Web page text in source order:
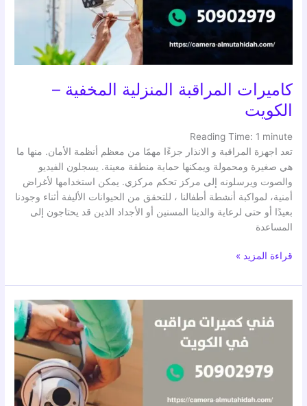
كاميرات المراقبة المنزلية المخفية –
الكويت
Reading Time: 1 minute
تعد اجهزة المراقبة و الانذار جزءًا مهمًا من معظم أنظمة الأمان. منها ما
هي صغيرة ومحمولة ويمكنها حماية منطقة معينة. يسجلون الفيديو
والصوت ويرسلونه إلى مركز تحكم مركزي. يمكن استخدامها لأغراض
أمنية، لمواكبة أنشطة أطفالنا ، للتحقق من الحيوانات الأليفة أثناء وجودنا
بعيدًا أو حتى لرعاية والدينا المسنين أو الأجداد الذين قد يحتاجون إلى
المساعدة
قراءة المزيد »
مراقبة